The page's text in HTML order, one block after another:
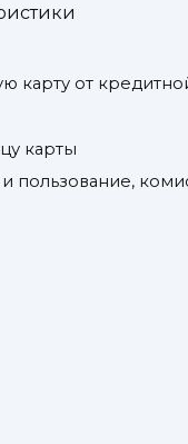
карту от
карты
пользование,